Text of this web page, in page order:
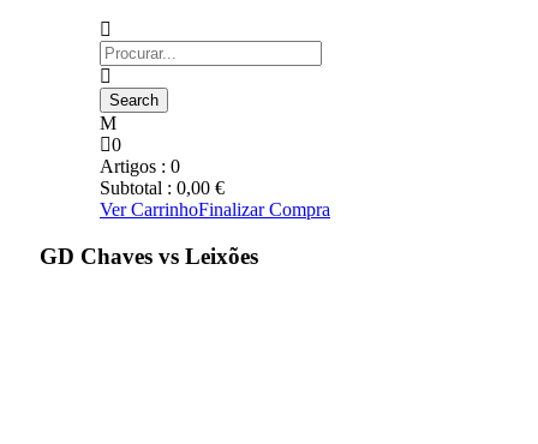
0
Artigos : 0
Subtotal : 0,00 €
Ver CarrinhoFinalizar Compra
GD Chaves vs Leixões